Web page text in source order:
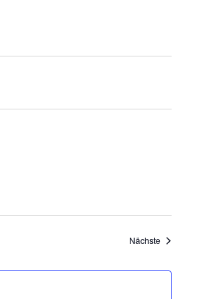
Nächste